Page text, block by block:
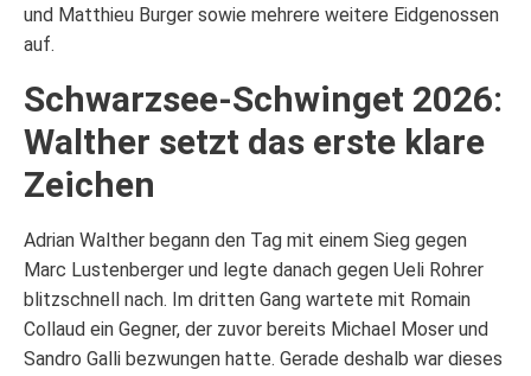
und Matthieu Burger sowie mehrere weitere Eidgenossen
auf.
Schwarzsee-Schwinget 2026:
Walther setzt das erste klare
Zeichen
Adrian Walther begann den Tag mit einem Sieg gegen
Marc Lustenberger und legte danach gegen Ueli Rohrer
blitzschnell nach. Im dritten Gang wartete mit Romain
Collaud ein Gegner, der zuvor bereits Michael Moser und
Sandro Galli bezwungen hatte. Gerade deshalb war dieses